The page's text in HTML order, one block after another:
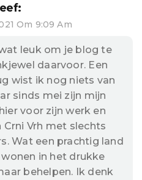
Om 9:09 Am
leuk om je blog te
daarvoor. Een
wist ik nog niets van
sinds mei zijn mijn
voor zijn werk en
Crni Vrh met slechts
Wat een prachtig land
wonen in het drukke
behelpen. Ik denk